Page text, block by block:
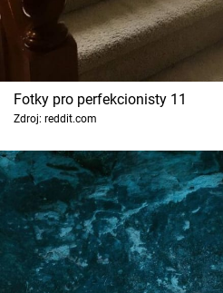
Fotky pro perfekcionisty 11
Zdroj: reddit.com